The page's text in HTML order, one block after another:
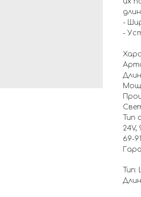
-
-
Тип
69-
Тип: